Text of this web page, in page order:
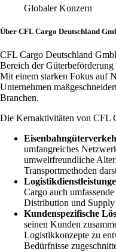
Globaler Konzern
Über CFL Cargo Deutschland
CFL Cargo Deutschland
Bereich der
Mit einem starken Fokus auf
Unternehmen
Branchen.
Die Kernaktivitäten von CFL
umfangreiches
umweltfreundliche
Transportmethoden
Cargo auch
Distribution und Supply
Kundenspezifische
seinen Kunden
Logistikkonzepte zu
Bedürfnisse